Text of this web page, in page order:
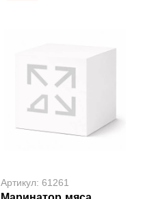
Артикул: 61261